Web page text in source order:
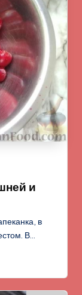
и
в
В…